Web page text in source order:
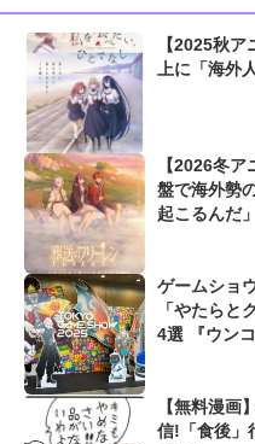
【2025秋
上に「海外
【2026冬
盤で海外勢
起こるんだ
ゲームショ
「やたらと
4選 『ウン
【無料漫画
信!「食後」